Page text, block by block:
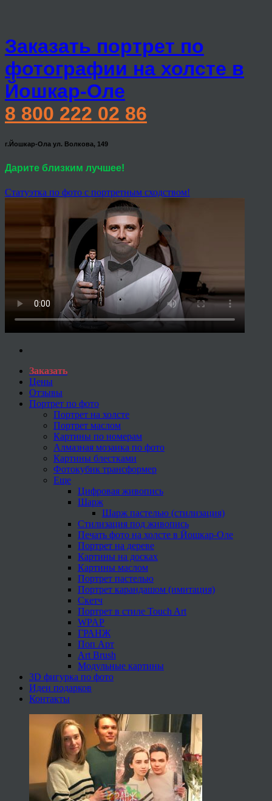
Заказать портрет по
фотографии на холсте в
Йошкар-Оле
8 800 222 02 86
г.Йошкар-Ола ул. Волкова, 149
Дарите близким лучшее!
Статуэтка по фото с портретным сходством!
Заказать
Цены
Отзывы
Портрет по фото
Портрет на холсте
Портрет маслом
Картины по номерам
Алмазная мозаика по фото
Картины блестками
Фотокубик трансформер
Еще
Цифровая живопись
Шарж
Шарж пастелью (стилизация)
Стилизация под живопись
Печать фото на холсте в Йошкар-Оле
Портрет на дереве
Картины на досках
Картины маслом
Портрет пастелью
Портрет карандашом (имитация)
Скетч
Портрет в стиле Touch Art
WPAP
ГРАНЖ
Поп Арт
Art Brush
Модульные картины
3D фигурка по фото
Идеи подарков
Контакты